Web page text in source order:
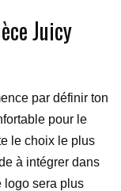
Juicy
par définir ton
pour le
le choix le plus
à intégrer dans
logo sera plus